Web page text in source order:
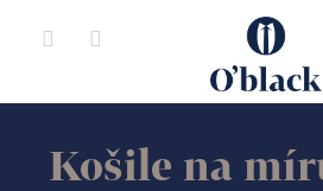
Košile na